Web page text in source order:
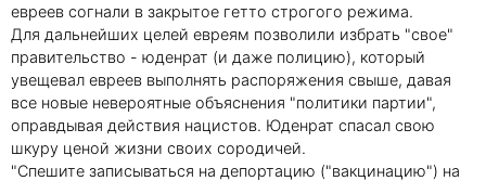
евреев согнали в закрытое гетто строгого режима.
Для дальнейших целей евреям позволили избрать "свое"
правительство - юденрат (и даже полицию), который
увещевал евреев выполнять распоряжения свыше, давая
все новые невероятные объяснения "политики партии",
оправдывая действия нацистов. Юденрат спасал свою
шкуру ценой жизни своих сородичей.
"Спешите записываться на депортацию ("вакцинацию") на